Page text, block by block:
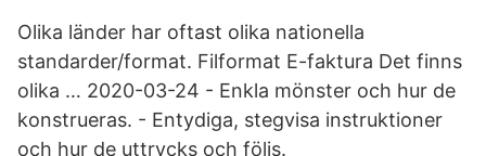
Olika länder har oftast olika nationella
standarder/format. Filformat E-faktura Det finns
olika … 2020-03-24 - Enkla mönster och hur de
konstrueras. - Entydiga, stegvisa instruktioner
och hur de uttrycks och följs.